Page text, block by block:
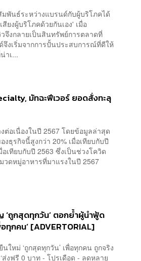
พันธ์ระหว่างแบรนด์กับผู้บริโภคได้
ยงผู้บริโภคด้วยกันเอง' เมื่อ
จึงกลายเป็นสินทรัพย์การตลาดที่
งเริ่มจากการปั้นประสบการณ์ที่ดีให้
าเ...
มัทฉะฟีเวอร์ ยอดสั่งทะลุ
ต่อเนื่องในปี 2567 โดยข้อมูลล่าสุด
งธุรกิจนี้สูงกว่า 20% เมื่อเทียบกับปี
เทียบกับปี 2563 ซึ่งเป็นช่วงโควิด
วดหมู่อาหารที่มาแรงในปี 2567
‘ถูกสุดทุกวัน’ ตอกย้ำผู้นำฟู้ด
ทุกคน’ [ADVERTORIAL]
ใหม่ ‘ถูกสุดทุกวัน’ เพื่อทุกคน ถูกจริง
งฟรี 0 บาท - โปรเดือด - ลดหลาย